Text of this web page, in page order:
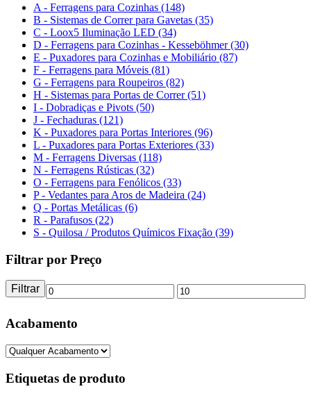
A - Ferragens para Cozinhas (148)
B - Sistemas de Correr para Gavetas (35)
C - Loox5 Iluminação LED (34)
D - Ferragens para Cozinhas - Kesseböhmer (30)
E - Puxadores para Cozinhas e Mobiliário (87)
F - Ferragens para Móveis (81)
G - Ferragens para Roupeiros (82)
H - Sistemas para Portas de Correr (51)
I - Dobradiças e Pivots (50)
J - Fechaduras (121)
K - Puxadores para Portas Interiores (96)
L - Puxadores para Portas Exteriores (33)
M - Ferragens Diversas (118)
N - Ferragens Rústicas (32)
O - Ferragens para Fenólicos (33)
P - Vedantes para Aros de Madeira (24)
Q - Portas Metálicas (6)
R - Parafusos (22)
S - Quilosa / Produtos Químicos Fixação (39)
Filtrar por Preço
Preço Preço
Filtrar
Acabamento
Etiquetas de produto